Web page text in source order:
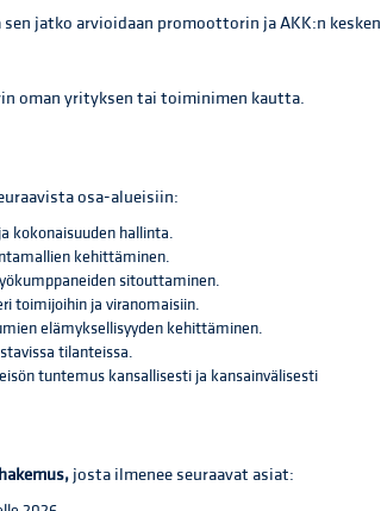
jatko arvioidaan promoottorin ja AKK:n kesken
oman yrityksen tai toiminimen kautta.
osa-alueisiin:
kokonaisuuden hallinta.
kehittäminen.
sitouttaminen.
toimijoihin ja viranomaisiin.
elämyksellisyyden kehittäminen.
tilanteissa.
tuntemus kansallisesti ja kansainvälisesti
josta ilmenee seuraavat asiat: